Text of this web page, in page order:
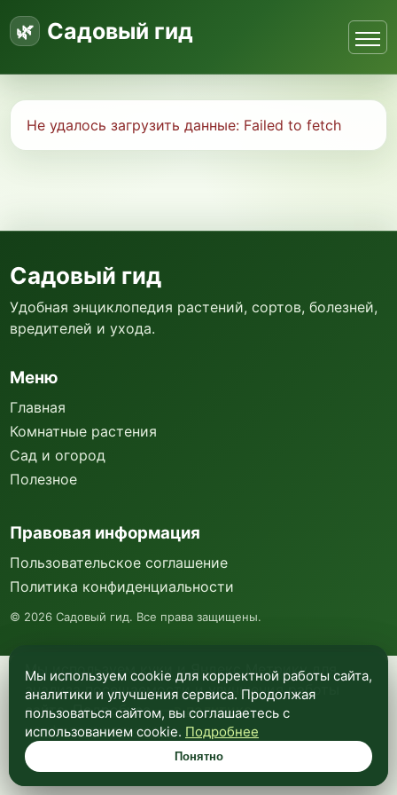
Садовый гид
Не удалось загрузить данные: Failed to fetch
Мы используем куки и Яндекс Метрику для
анализа посещаемости и улучшения работы
сайта. Подробнее —в политике
конфиденциальности.
Понятно
Садовый гид
Удобная энциклопедия растений, сортов, болезней,
вредителей и ухода.
Меню
Главная
Комнатные растения
Сад и огород
Полезное
Правовая информация
Пользовательское соглашение
Политика конфиденциальности
© 2026 Садовый гид. Все права защищены.
Мы используем cookie для корректной работы сайта,
аналитики и улучшения сервиса. Продолжая
пользоваться сайтом, вы соглашаетесь с
использованием cookie. Подробнее
Понятно